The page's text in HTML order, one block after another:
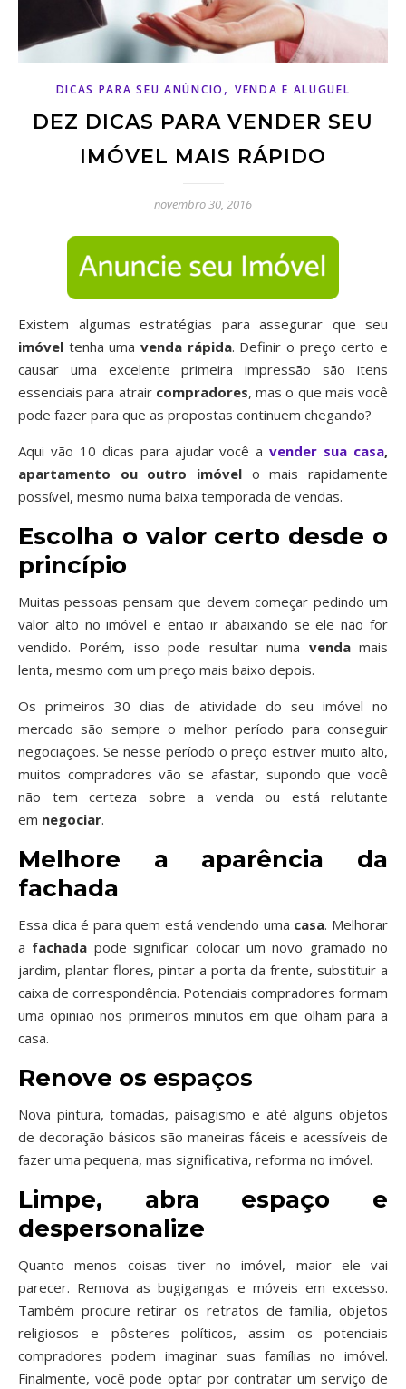
DICAS PARA SEU ANÚNCIO , VENDA E ALUGUEL
DEZ DICAS PARA VENDER SEU
IMÓVEL MAIS RÁPIDO
novembro 30, 2016
Existem algumas estratégias para assegurar que seu
imóvel tenha uma venda rápida. Definir o preço certo e
causar uma excelente primeira impressão são itens
essenciais para atrair compradores, mas o que mais você
pode fazer para que as propostas continuem chegando?
Aqui vão 10 dicas para ajudar você avender sua casa,
apartamento ou outro imóvel o mais rapidamente
possível, mesmo numa baixa temporada de vendas.
Escolha o valor certo desde o
princípio
Muitas pessoas pensam que devem começar pedindo um
valor alto no imóvel e então ir abaixando se ele não for
vendido. Porém, isso pode resultar numa vendamais
lenta, mesmo com um preço mais baixo depois.
Os primeiros 30 dias de atividade do seu imóvel no
mercado são sempre o melhor período para conseguir
negociações. Se nesse período o preço estiver muito alto,
muitos compradores vão se afastar, supondo que você
não tem certeza sobre a venda ou está relutante
em negociar.
Melhore a aparência da
fachada
Essa dica é para quem está vendendo uma casa. Melhorar
a fachada pode significar colocar um novo gramado no
jardim, plantar flores, pintar a porta da frente, substituir a
caixa de correspondência. Potenciais compradores formam
uma opinião nos primeiros minutos em que olham para a
casa.
Renove os espaços
Nova pintura, tomadas, paisagismo e até alguns objetos
de decoração básicos são maneiras fáceis e acessíveis de
fazer uma pequena, mas significativa, reforma no imóvel.
Limpe, abra espaço e
despersonalize
Quanto menos coisas tiver no imóvel, maior ele vai
parecer. Remova as bugigangas e móveis em excesso.
Também procure retirar os retratos de família, objetos
religiosos e pôsteres políticos, assim os potenciais
compradores podem imaginar suas famílias no imóvel.
Finalmente, você pode optar por contratar um serviço de